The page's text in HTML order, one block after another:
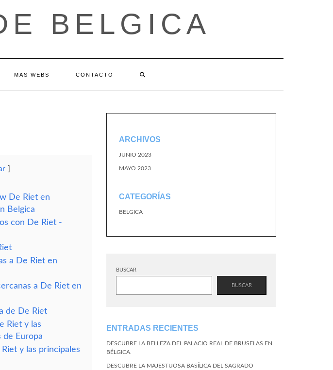
BELGICA
MAS WEBS CONTACTO
De Riet en
Belgica
con De Riet -
a De Riet en
a De Riet en
de De Riet
Riet y las
de Europa
y las principales
ARCHIVOS
JUNIO 2023
MAYO 2023
CATEGORÍAS
BELGICA
BUSCAR
BUSCAR
ENTRADAS RECIENTES
DESCUBRE LA BELLEZA DEL PALACIO REAL DE BRUSELAS EN
BÉLGICA.
DESCUBRE LA MAJESTUOSA BASÍLICA DEL SAGRADO